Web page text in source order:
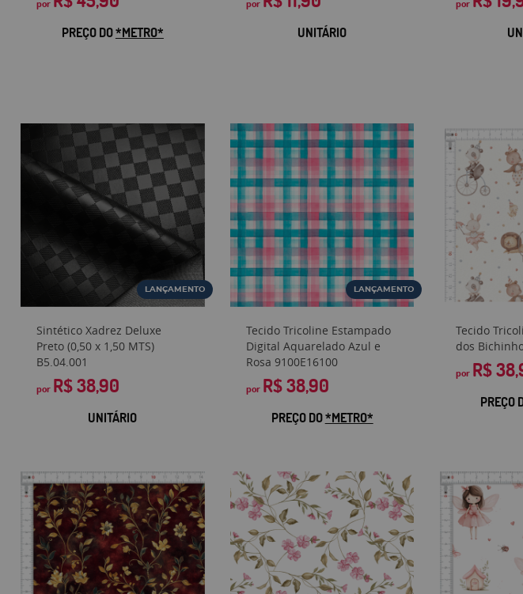
por
PREÇO DO*METRO*
por
UNITÁRIO
por
LANÇAMENTO
Sintético Xadrez Deluxe
Preto (0,50 x 1,50 MTS)
B5.04.001
por R$ 38,90
UNITÁRIO
LANÇAMENTO
Tecido Tricoline Estampado
Digital Aquarelado Azul e
Rosa 9100E16100
por R$ 38,90
PREÇO DO*METRO*
Tecido
dos
por R$
PREÇO